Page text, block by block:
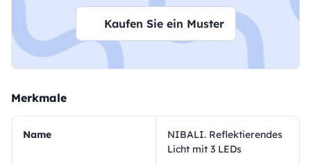
Kaufen Sie ein Muster
Merkmale
Name
NIBALI. Reflektierendes
Licht mit 3 LEDs